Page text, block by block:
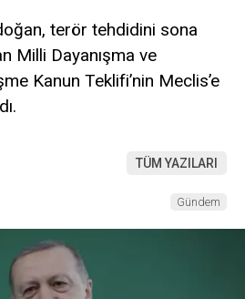
terör tehdidini sona
Milli Dayanışma ve
Kanun Teklifi’nin Meclis’e
TÜM YAZILARI
Gündem